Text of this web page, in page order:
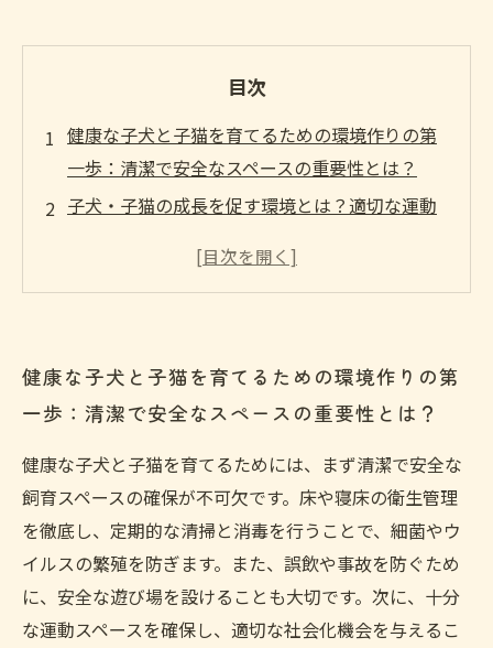
目次
健康な子犬と子猫を育てるための環境作りの第
一歩：清潔で安全なスペースの重要性とは？
子犬・子猫の成長を促す環境とは？適切な運動
栄養管理で差がつく！元気な子犬と子猫に必要
猫を育てるための環境調整法
実践編：初心者ブリーダーが押さえるべき健康
な子犬・子猫の飼育環境の整え方
最新の科学的知見で見る、子犬と子猫の健康を
支える環境づくりのポイント
愛情だけじゃない！ブリーダー経験から導き出
す健康な子犬・子猫育成の秘訣
健康な子犬と子猫を育てるための環境作りの第
一歩：清潔で安全なスペースの重要性とは？
健康な子犬と子猫を育てるためには、まず清潔で安全な
飼育スペースの確保が不可欠です。床や寝床の衛生管理
を徹底し、定期的な清掃と消毒を行うことで、細菌やウ
イルスの繁殖を防ぎます。また、誤飲や事故を防ぐため
に、安全な遊び場を設けることも大切です。次に、十分
な運動スペースを確保し、適切な社会化機会を与えるこ